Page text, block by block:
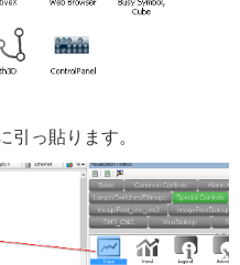
引っ貼ります。